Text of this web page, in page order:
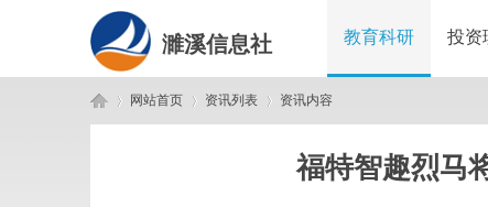
濉溪信息社 教育科研 投资
网站首页 资讯列表 资讯内容
福特智趣烈马